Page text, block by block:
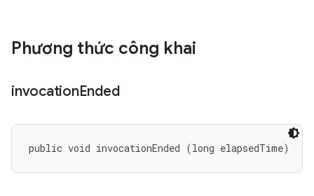
Phương thức công khai
invocationEnded
public void invocationEnded (long elapsedTime)